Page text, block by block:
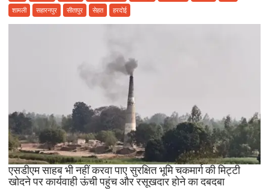
शामली
सहारनपुर सीतापुर सेहत हरदोई
एसडीएम साहब भी नहीं करवा पाए सुरक्षित भूमि चकमार्ग की मिट्टी
खोदने पर कार्यवाही ऊंची पहुंच और रसूखदार होने का दबदबा